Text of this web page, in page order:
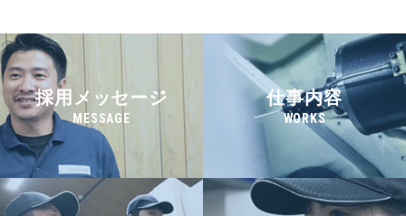
採用メッセージ
MESSAGE
仕事内容
WORKS